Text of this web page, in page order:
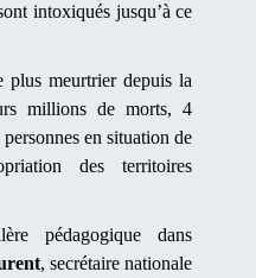
intoxiqués jusqu’à ce
meurtrier depuis la
millions de morts, 4
en situation de
des territoires
pédagogique dans
, secrétaire nationale